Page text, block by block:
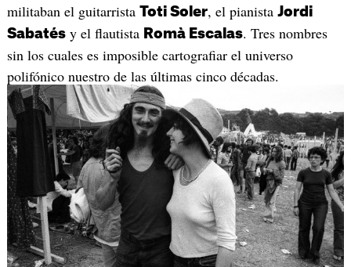
militaban el guitarrista Toti Soler, el pianista Jordi
Sabatésy el flautista Romà Escalas. Tres nombres
sin los cuales es imposible cartografiar el universo
polifónico nuestro de las últimas cinco décadas.